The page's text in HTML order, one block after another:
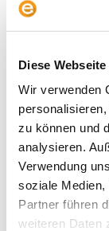
Diese
Wir verwenden
zu können und
analysieren.
Verwendung
soziale Medien,
Partner führen
weiteren Daten
Archive
2025
2024
2023
2022